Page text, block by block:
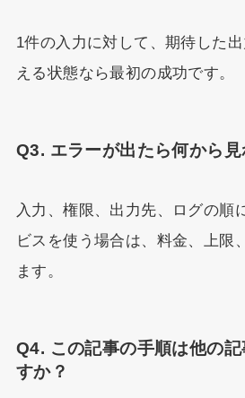
1件の入力に対して、期待した
える状態なら最初の成功です。
Q3. エラーが出たら何から
入力、権限、出力先、ログの順
ビスを使う場合は、料金、上限
ます。
Q4. この記事の手順は他の
すか？